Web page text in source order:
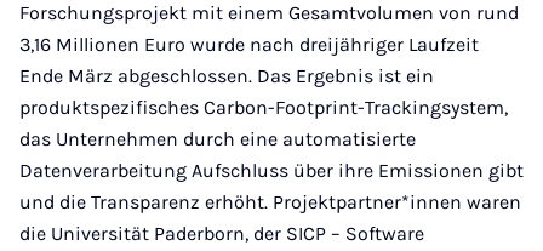
Forschungsprojekt mit einem Gesamtvolumen von rund
3,16 Millionen Euro wurde nach dreijähriger Laufzeit
Ende März abgeschlossen. Das Ergebnis ist ein
produktspezifisches Carbon-Footprint-Trackingsystem,
das Unternehmen durch eine automatisierte
Datenverarbeitung Aufschluss über ihre Emissionen gibt
und die Transparenz erhöht. Projektpartner*innen waren
die Universität Paderborn, der SICP – Software